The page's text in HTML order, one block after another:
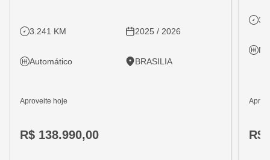
3.241 KM 2025 / 2026
Automático BRASILIA
Aproveite hoje
R$ 138.990,00 R$